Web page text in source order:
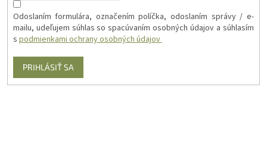
Odoslaním formulára, označením políčka, odoslaním správy / e-
mailu, udeľujem súhlas so spacúvaním osobných údajov a súhlasím
s podmienkami ochrany osobných údajov
PRIHLÁSIŤ SA